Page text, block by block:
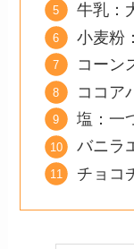
牛乳：
小麦粉
コーン
ココア
塩：一
バニラ
チョコ